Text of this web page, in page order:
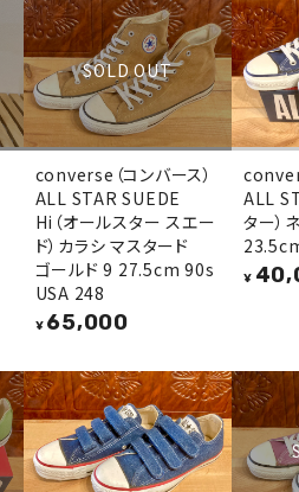
SOLD OUT
converse（コンバース）
ALL STAR SUEDE
Hi（オールスター スエー
ド）カラシ マスタード
ゴールド 9 27.5cm 90s
USA 248
¥ 65,000
ALL
ター）
¥